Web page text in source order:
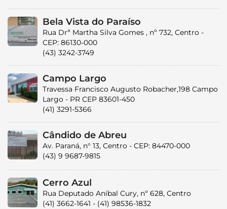
Bela Vista do Paraíso
Rua Drª Martha Silva Gomes , nº 732, Centro -
CEP: 86130-000
(43) 3242-3749
Campo Largo
Travessa Francisco Augusto Robacher,198 Campo
Largo - PR CEP 83601-450
(41) 3291-5366
Cândido de Abreu
Av. Paraná, n° 13, Centro - CEP: 84470-000
(43) 9 9687-9815
Cerro Azul
Rua Deputado Aníbal Cury, nº 628, Centro
(41) 3662-1641 - (41) 98536-1832